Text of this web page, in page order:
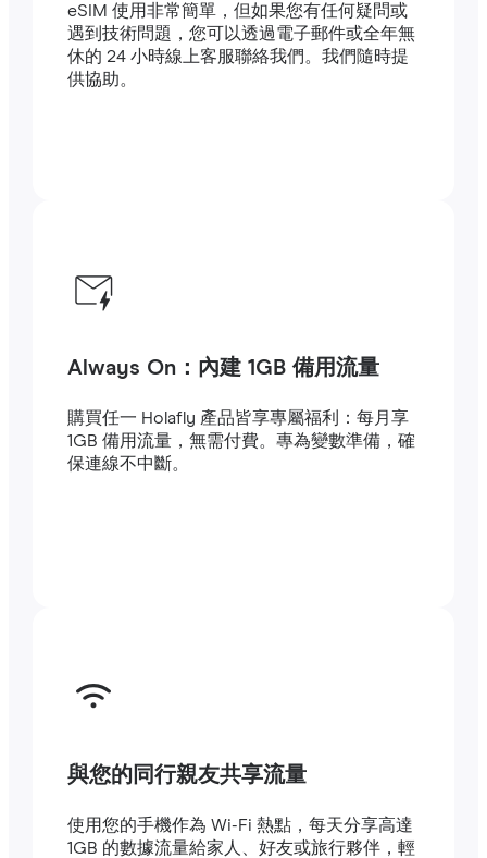
eSIM 使用非常簡單，但如果您有任何疑問或
遇到技術問題，您可以透過電子郵件或全年無
休的 24 小時線上客服聯絡我們。我們隨時提
供協助。
Always On：內建 1GB 備用流量
購買任一 Holafly 產品皆享專屬福利：每月享
1GB 備用流量，無需付費。專為變數準備，確
保連線不中斷。
與您的同行親友共享流量
使用您的手機作為 Wi-Fi 熱點，每天分享高達
1GB 的數據流量給家人、好友或旅行夥伴，輕